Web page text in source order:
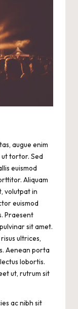
augue enim
tortor. Sed
euismod
Aliquam
volutpat in
euismod
Praesent
sit amet.
ultrices,
Aenean porta
lobortis.
ut, rutrum sit
ac nibh sit